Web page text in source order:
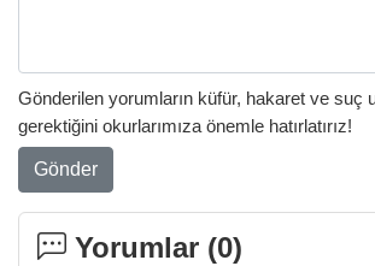
Gönderilen yorumların küfür, hakaret ve suç
gerektiğini okurlarımıza önemle hatırlatırız!
Gönder
Yorumlar (0)